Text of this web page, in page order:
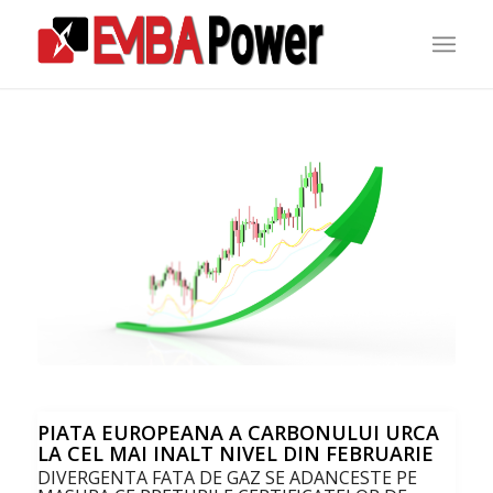
PIATA EUROPEANA A CARBONULUI URCA
LA CEL MAI INALT NIVEL DIN FEBRUARIE
DIVERGENTA FATA DE GAZ SE ADANCESTE PE